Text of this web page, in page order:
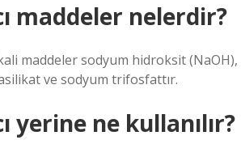
maddeler nelerdir?
maddeler sodyum hidroksit
ve sodyum trifosfattır.
yerine ne kullanılır?